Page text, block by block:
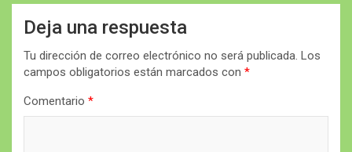
Deja una respuesta
Tu dirección de correo electrónico no será publicada. Los
campos obligatorios están marcados con *
Comentario *